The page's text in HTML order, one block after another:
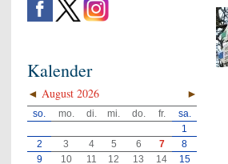
Kalender
◄ ►
August 2026
so. mo. di. mi. do. fr.
sa.
1
2
3 4 5 6 7
8
9
10 11 12 13 14
15